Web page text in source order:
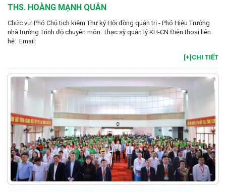
THS. HOÀNG MẠNH QUÂN
Chức vụ: Phó Chủ tịch kiêm Thư ký Hội đồng quản trị - Phó Hiệu Trưởng
nhà trường Trình độ chuyên môn: Thạc sỹ quản lý KH-CN Điện thoại liên
hệ: Email:
[+]CHI TIẾT